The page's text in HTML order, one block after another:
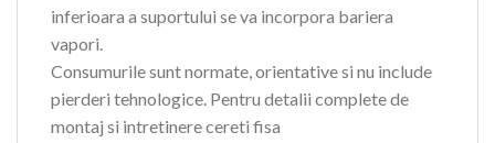
inferioara a suportului se va incorpora bariera
vapori.
Consumurile sunt normate, orientative si nu include
pierderi tehnologice. Pentru detalii complete de
montaj si intretinere cereti fisa